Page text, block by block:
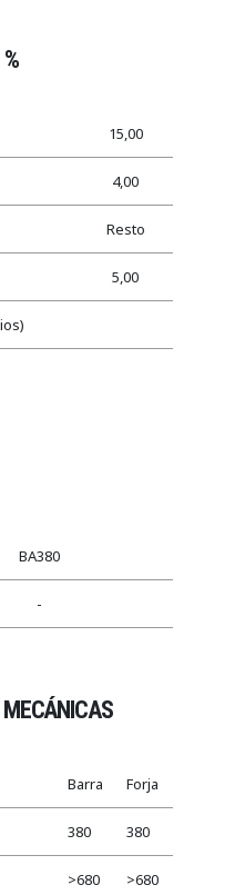
15,00
4,00
Resto
5,00
BA380
-
MECÁNICAS
Barra Forja
380 380
>680 >680